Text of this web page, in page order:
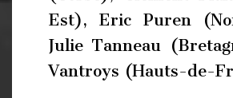
Est), Eric Puren
Julie Tanneau
Vantroys (Hauts-de-